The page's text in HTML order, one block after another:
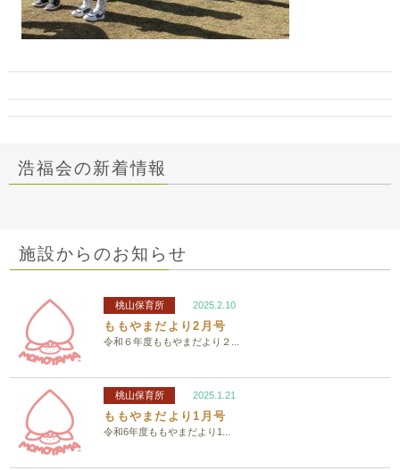
浩福会の新着情報
施設からのお知らせ
桃山保育所 2025.2.10
ももやまだより2月号
令和６年度ももやまだより２...
桃山保育所 2025.1.21
ももやまだより1月号
令和6年度ももやまだより1...